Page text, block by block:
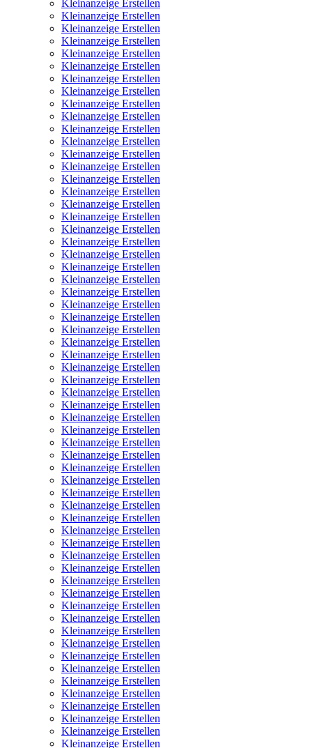
Kleinanzeige Erstellen
Kleinanzeige Erstellen
Kleinanzeige Erstellen
Kleinanzeige Erstellen
Kleinanzeige Erstellen
Kleinanzeige Erstellen
Kleinanzeige Erstellen
Kleinanzeige Erstellen
Kleinanzeige Erstellen
Kleinanzeige Erstellen
Kleinanzeige Erstellen
Kleinanzeige Erstellen
Kleinanzeige Erstellen
Kleinanzeige Erstellen
Kleinanzeige Erstellen
Kleinanzeige Erstellen
Kleinanzeige Erstellen
Kleinanzeige Erstellen
Kleinanzeige Erstellen
Kleinanzeige Erstellen
Kleinanzeige Erstellen
Kleinanzeige Erstellen
Kleinanzeige Erstellen
Kleinanzeige Erstellen
Kleinanzeige Erstellen
Kleinanzeige Erstellen
Kleinanzeige Erstellen
Kleinanzeige Erstellen
Kleinanzeige Erstellen
Kleinanzeige Erstellen
Kleinanzeige Erstellen
Kleinanzeige Erstellen
Kleinanzeige Erstellen
Kleinanzeige Erstellen
Kleinanzeige Erstellen
Kleinanzeige Erstellen
Kleinanzeige Erstellen
Kleinanzeige Erstellen
Kleinanzeige Erstellen
Kleinanzeige Erstellen
Kleinanzeige Erstellen
Kleinanzeige Erstellen
Kleinanzeige Erstellen
Kleinanzeige Erstellen
Kleinanzeige Erstellen
Kleinanzeige Erstellen
Kleinanzeige Erstellen
Kleinanzeige Erstellen
Kleinanzeige Erstellen
Kleinanzeige Erstellen
Kleinanzeige Erstellen
Kleinanzeige Erstellen
Kleinanzeige Erstellen
Kleinanzeige Erstellen
Kleinanzeige Erstellen
Kleinanzeige Erstellen
Kleinanzeige Erstellen
Kleinanzeige Erstellen
Kleinanzeige Erstellen
Kleinanzeige Erstellen